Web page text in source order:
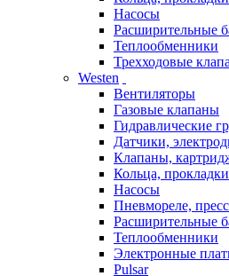
Насосы
Расширительные
Теплообменники
Трехходовые
Westen
Вентиляторы
Газовые клапаны
Гидравлические
Датчики,
Клапаны,
Кольца, прокладки
Насосы
Пневмореле,
Расширительные
Теплообменники
Электронные
Pulsar